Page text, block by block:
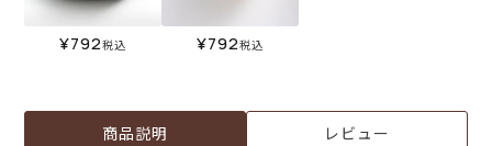
¥792税込 ¥792税込
商品説明 レビュー